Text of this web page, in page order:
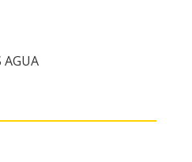
AGUA